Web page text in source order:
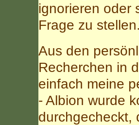
ignorieren oder
Frage zu stellen.
Aus den
Recherchen in
einfach meine
- Albion wurde
durchgecheckt,